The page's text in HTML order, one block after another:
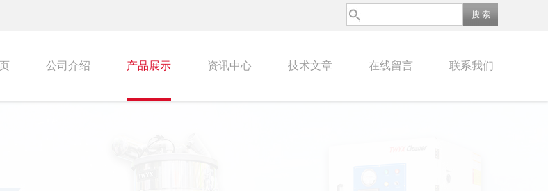
公司介绍 产品展示 资讯中心 技术文章 在线留言 联系我们